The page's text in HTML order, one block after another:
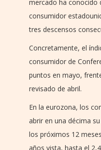
mercado ha conocido
consumidor
tres descensos
Concretamente, el
consumidor de
puntos en mayo,
revisado de abril.
En la eurozona, los
abrir en una décima
los próximos 12
años vista, hasta el